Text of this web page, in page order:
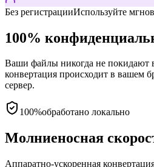
Без регистрацииИспользуйте
100%
Ваши файлы никогда не покидают
конвертация происходит в вашем
сервер.
100%обработано локально
Молниеносная
Аппаратно-ускоренная